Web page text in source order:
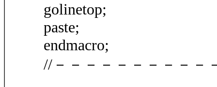
golinetop;
paste;
endmacro;
//－－－－－－－－－－